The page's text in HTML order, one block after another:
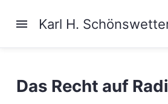
Karl H.
Das Recht auf